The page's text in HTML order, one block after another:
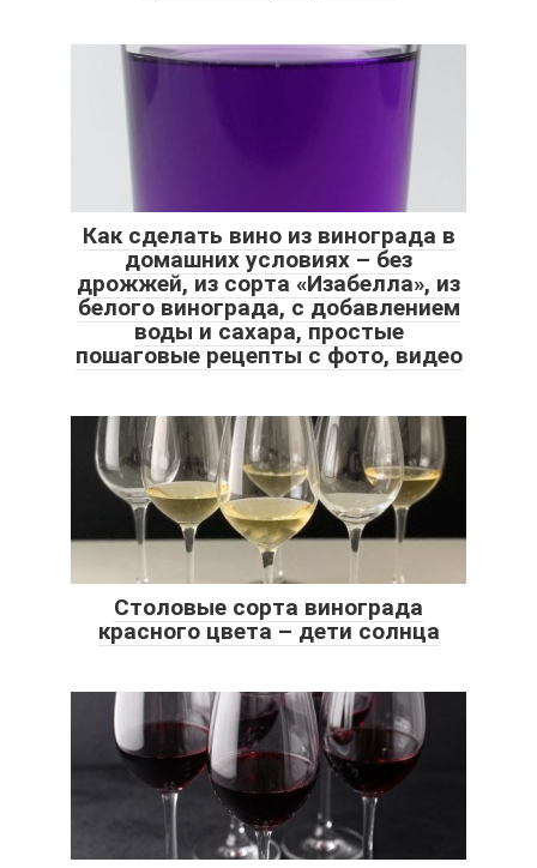
Как сделать вино из винограда в
домашних условиях – без
дрожжей, из сорта «Изабелла», из
белого винограда, с добавлением
воды и сахара, простые
пошаговые рецепты с фото, видео
Столовые сорта винограда
красного цвета – дети солнца